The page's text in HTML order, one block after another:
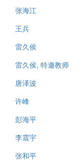
张海江
王兵
雷久侯
雷久侯, 特邀教师
唐泽波
许峰
彭海平
李震宇
张和平